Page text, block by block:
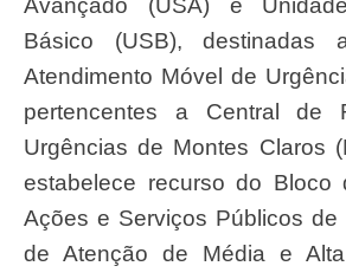
Avançado (USA) e
Básico (USB), destinadas
Atendimento Móvel de
pertencentes a Central de
Urgências de Montes Claros
estabelece recurso do Bloco
Ações e Serviços Públicos de
de Atenção de Média e Alta